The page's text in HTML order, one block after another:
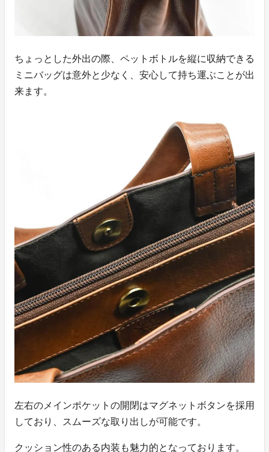
ちょっとした外出の際、ペットボトルを縦に収納できる
ミニバッグは意外と少なく、安心して持ち運ぶことが出
来ます。
左右のメインポケットの開閉はマグネットボタンを採用
しており、スムーズな取り出しが可能です。
クッション性のある内装も魅力的となっております。